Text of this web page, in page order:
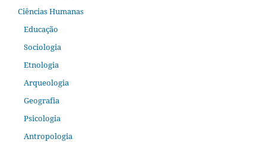
Ciências Humanas
Educação
Sociologia
Etnologia
Arqueologia
Geografia
Psicologia
Antropologia